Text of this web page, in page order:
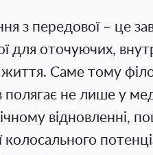
з передової – це
для оточуючих,
Саме тому
полягає не лише у
відновленні,
колосального